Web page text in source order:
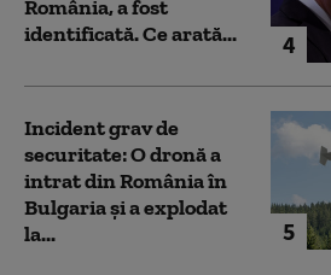
4
România, a fost
identificată. Ce arată...
5
Incident grav de
securitate: O dronă a
intrat din România în
Bulgaria şi a explodat
la...